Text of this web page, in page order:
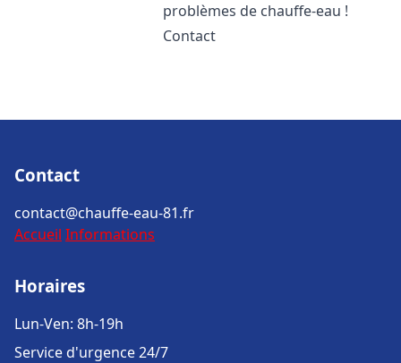
problèmes de chauffe-eau !
Contact
Contact
contact@chauffe-eau-81.fr
Accueil Informations
Horaires
Lun-Ven: 8h-19h
Service d'urgence 24/7